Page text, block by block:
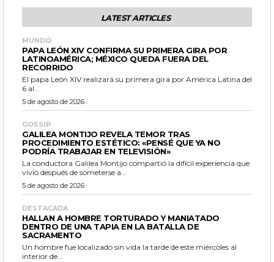
LATEST ARTICLES
MUNDO
PAPA LEÓN XIV CONFIRMA SU PRIMERA GIRA POR
LATINOAMÉRICA; MÉXICO QUEDA FUERA DEL
RECORRIDO
El papa León XIV realizará su primera gira por América Latina del
6 al...
5 de agosto de 2026
GOSSIP
GALILEA MONTIJO REVELA TEMOR TRAS
PROCEDIMIENTO ESTÉTICO: «PENSÉ QUE YA NO
PODRÍA TRABAJAR EN TELEVISIÓN»
La conductora Galilea Montijo compartió la difícil experiencia que
vivió después de someterse a...
5 de agosto de 2026
DESTACADA
HALLAN A HOMBRE TORTURADO Y MANIATADO
DENTRO DE UNA TAPIA EN LA BATALLA DE
SACRAMENTO
Un hombre fue localizado sin vida la tarde de este miércoles al
interior de...